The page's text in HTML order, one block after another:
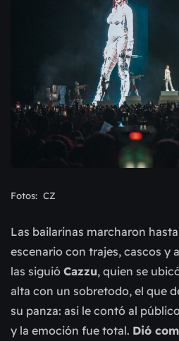
Fotos: CZ
Las bailarinas marcharon
escenario con trajes, cascos y
las siguió Cazzu, quien se
alta con un sobretodo, el que
su panza: asi le contó al
y la emoción fue total. Dió